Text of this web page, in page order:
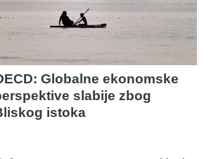
Globalne ekonomske
slabije zbog
istoka